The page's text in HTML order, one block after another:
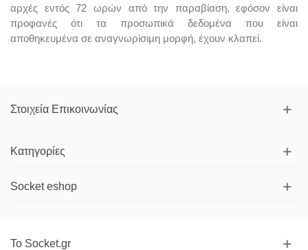
αρχές εντός 72 ωρών από την παραβίαση, εφόσον είναι
προφανές ότι τα προσωπικά δεδομένα που είναι
αποθηκευμένα σε αναγνωρίσιμη μορφή, έχουν κλαπεί.
Στοιχεία Επικοινωνίας
Κατηγορίες
Socket eshop
Το Socket.gr